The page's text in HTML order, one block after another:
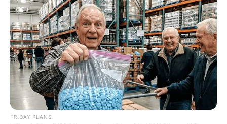
Mysterious Roman Statue Unearthed In Toledo
BRAINBERRIES
FRIDAY PLANS